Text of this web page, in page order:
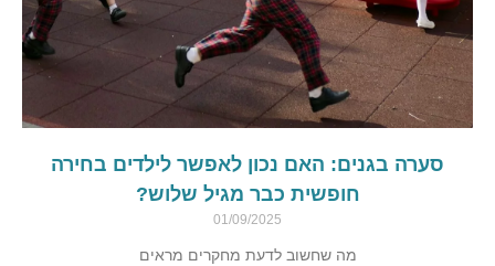
סערה בגנים: האם נכון לאפשר לילדים בחירה
חופשית כבר מגיל שלוש?
01/09/2025
מה שחשוב לדעת מחקרים מראים